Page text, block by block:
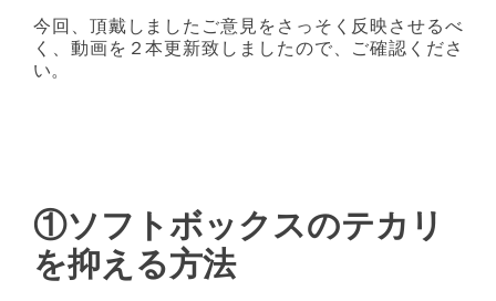
今回、頂戴しましたご意見をさっそく反映させるべ
く、動画を２本更新致しましたので、ご確認くださ
い。
①ソフトボックスのテカリ
を抑える方法